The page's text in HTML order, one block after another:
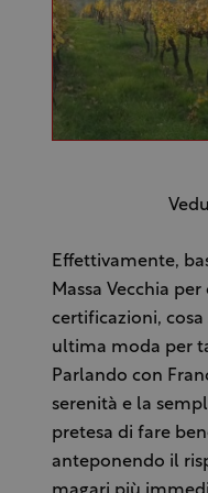
Effettivamente,
Massa Vecchia
certificazioni, cosa
ultima moda per
Parlando con
serenità e la
pretesa di fare
anteponendo il